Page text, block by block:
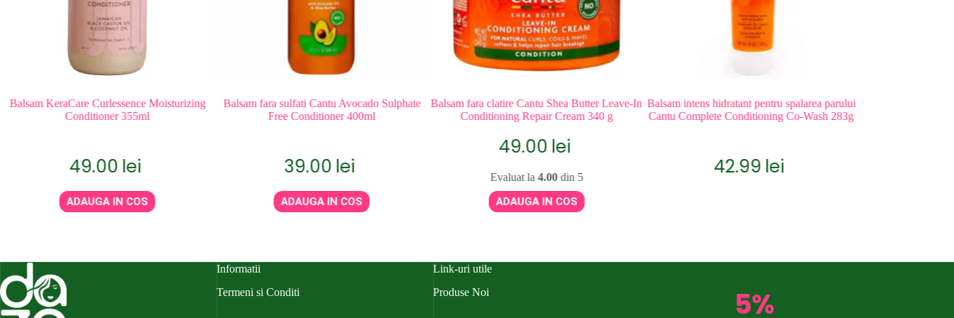
KeraCare Curlessence Moisturizing
Conditioner 355ml
49.00lei
ADAUGA IN COS
Balsam fara sulfati Cantu Avocado Sulphate
Free Conditioner 400ml
39.00lei
ADAUGA IN COS
Balsam fara clatire Cantu Shea Butter Leave-In
Conditioning Repair Cream 340 g
49.00lei
Evaluat la4.00 din 5
ADAUGA IN COS
Balsam intens hidratant pentru spalarea parului
Cantu Complete Conditioning Co-Wash 283g
42.99lei
Balsam antimatreata As
Informatii
Termeni si Conditi
Link-uri utile
Produse Noi
5%